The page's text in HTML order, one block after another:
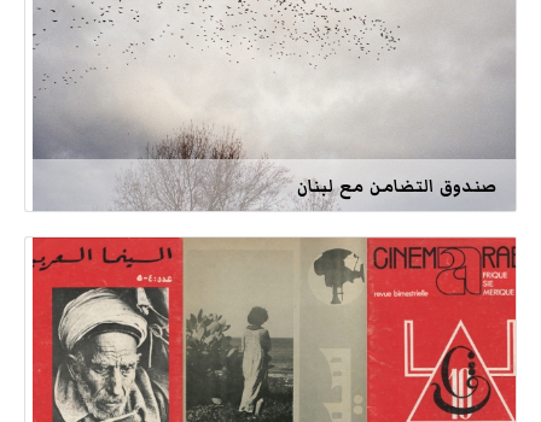
صندوق التضامن مع لبنان